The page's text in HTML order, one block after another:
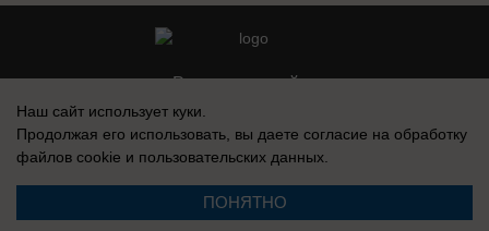
Реклама на сайте
Наш сайт использует куки.
Продолжая его использовать, вы даете согласие на обработку
файлов cookie и пользовательских данных.
ПОНЯТНО